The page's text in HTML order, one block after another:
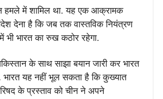
हमले में शामिल था. यह एक आक्रामक
देना है कि जब तक वास्तविक नियंत्रण
भी भारत का रुख कठोर रहेगा.
के साथ साझा बयान जारी कर भारत
भारत यह नहीं भूल सकता है कि कुख्यात
के प्रस्ताव को चीन ने अपने